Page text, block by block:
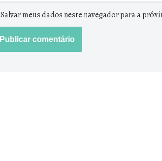
Salvar meus dados neste navegador para a